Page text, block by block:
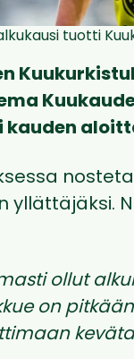
tuotti
kauden
yllättäjäksi.
ollut
on